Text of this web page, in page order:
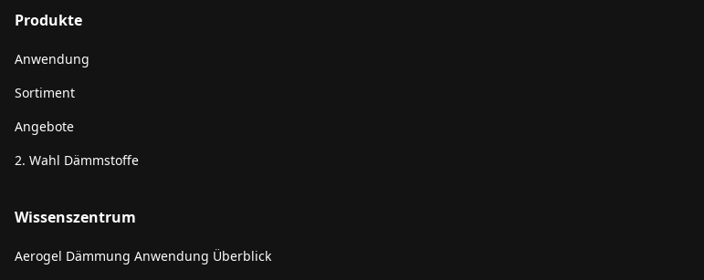
Produkte
Anwendung
Sortiment
Angebote
2. Wahl Dämmstoffe
Wissenszentrum
Aerogel Dämmung Anwendung Überblick